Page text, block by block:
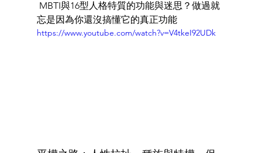
忘是因為你還沒搞懂它的真正功能
https://www.youtube.com/watch?v=V4tkeI92UDk